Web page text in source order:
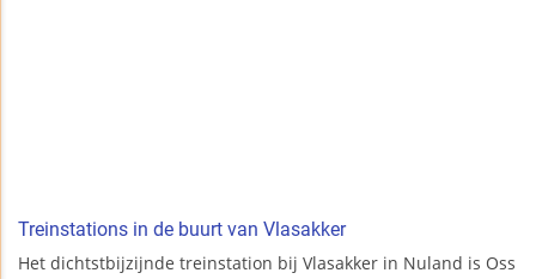
Treinstations in de buurt van Vlasakker
Het dichtstbijzijnde treinstation bij Vlasakker in Nuland is Oss